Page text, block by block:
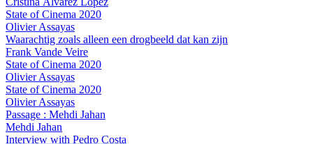
State of Cinema 2020
Olivier Assayas
Waarachtig zoals alleen een drogbeeld dat kan zijn
Frank Vande Veire
State of Cinema 2020
Olivier Assayas
State of Cinema 2020
Olivier Assayas
Passage : Mehdi Jahan
Mehdi Jahan
Interview with Pedro Costa